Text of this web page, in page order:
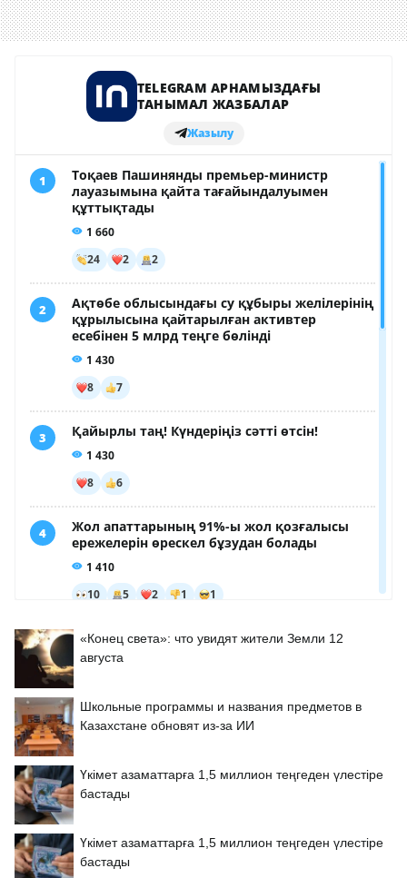
«Конец света»: что увидят жители Земли 12
августа
Школьные программы и названия предметов в
Казахстане обновят из-за ИИ
Үкімет азаматтарға 1,5 миллион теңгеден үлестіре
бастады
Үкімет азаматтарға 1,5 миллион теңгеден үлестіре
бастады